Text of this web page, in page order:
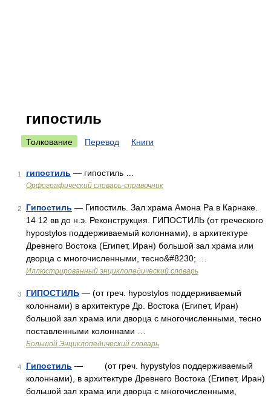
гипостиль
Толкование Перевод Книги
1 гипостиль — гипостиль …
Орфографический словарь-справочник
2 Гипостиль — Гипостиль. Зал храма Амона Ра в Карнаке.
14 12 вв до н.э. Реконструкция. ГИПОСТИЛЬ (от греческого
hypostylos поддерживаемый колоннами), в архитектуре
Древнего Востока (Египет, Иран) большой зал храма или
дворца с многочисленными, тесно&#8230; …
Иллюстрированный энциклопедический словарь
3 ГИПОСТИЛЬ — (от греч. hypostylos поддерживаемый
колоннами) в архитектуре Др. Востока (Египет, Иран)
большой зал храма или дворца с многочисленными, тесно
поставленными колоннами …
Большой Энциклопедический словарь
4 Гипостиль — (от греч. hypуstylos поддерживаемый
колоннами), в архитектуре Древнего Востока (Египет, Иран)
большой зал храма или дворца с многочисленными,